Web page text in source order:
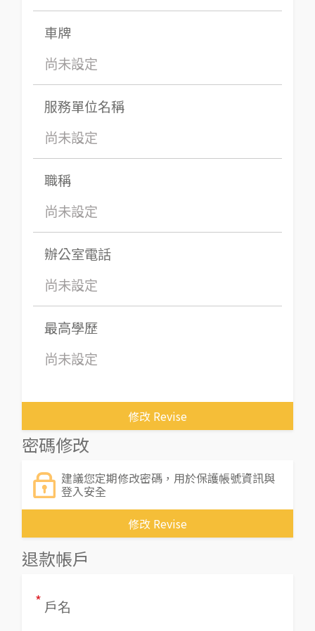
車牌
尚未設定
服務單位名稱
尚未設定
職稱
尚未設定
辦公室電話
尚未設定
最高學歷
尚未設定
修改 Revise
密碼修改
建議您定期修改密碼，用於保護帳號資訊與
登入安全
修改 Revise
退款帳戶
* 戶名